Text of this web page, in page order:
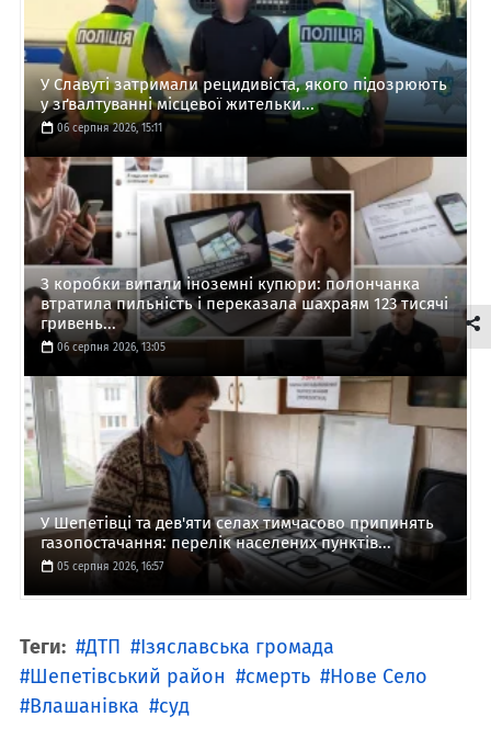
У Славуті затримали рецидивіста, якого підозрюють
у зґвалтуванні місцевої жительки...
06 серпня 2026, 15:11
З коробки випали іноземні купюри: полончанка
втратила пильність і переказала шахраям 123 тисячі
гривень...
06 серпня 2026, 13:05
У Шепетівці та дев'яти селах тимчасово припинять
газопостачання: перелік населених пунктів...
05 серпня 2026, 16:57
Теги: ДТП
Ізяславська громада
Шепетівський район
смерть
Нове Село
Влашанівка
суд